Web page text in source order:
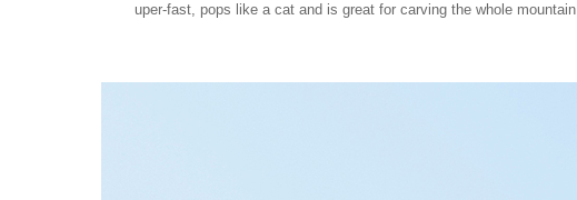
uper-fast, pops like a cat and is great for carving the whole mountain